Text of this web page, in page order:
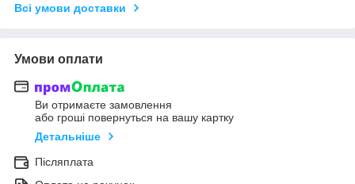
Всі умови доставки
Умови оплати
Ви отримаєте замовлення
або гроші повернуться на вашу картку
Детальніше
Післяплата